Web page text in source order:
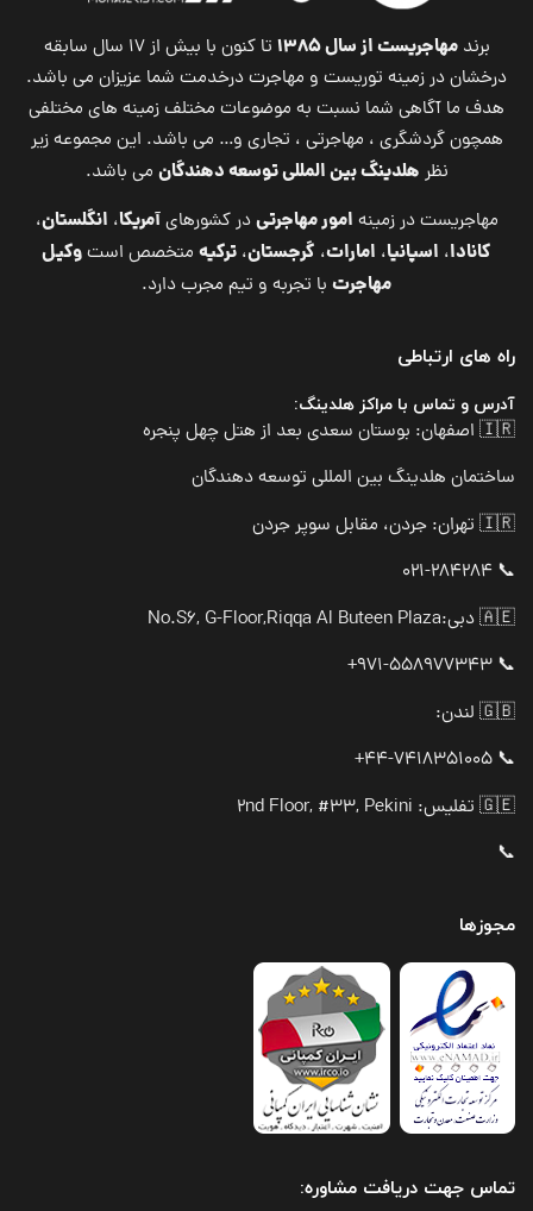
برندمهاجریست از سال ۱۳۸۵
تا کنون با بیش از ۱۷ سال سابقه
درخشان در زمینه توریست و مهاجرت درخدمت شما عزیزان می باشد.
هدف ما آگاهی شما نسبت به موضوعات مختلف زمینه های مختلفی
همچون گردشگری ، مهاجرتی ، تجاری و… می باشد. این مجموعه زیر
نظر هلدینگ بین المللی توسعه دهندگان می باشد.
مهاجریست در زمینه امور مهاجرتیدر کشورهایآمریکا، انگلستان،
کانادا، اسپانیا، امارات، گرجستان، ترکیه متخصص استوکیل
مهاجرت با تجربه و تیم مجرب دارد.
راه های ارتباطی
آدرس و تماس با مراکز هلدینگ:
🇮🇷 اصفهان: بوستان سعدی بعد از هتل چهل پنجره
ساختمان هلدینگ بین المللی توسعه دهندگان
🇮🇷 تهران: جردن، مقابل سوپر جردن
📞 021-284284
🇦🇪 دبی:
No.S6, G-Floor,Riqqa Al Buteen Plaza
📞 971-558977343+
🇬🇧 لندن:
📞 44-7418351005+
🇬🇪 تفلیس: 2nd Floor, #33, Pekini
📞
مجوزها
تماس جهت دریافت مشاوره: